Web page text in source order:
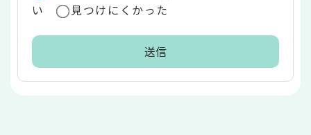
い
見つけにくかった